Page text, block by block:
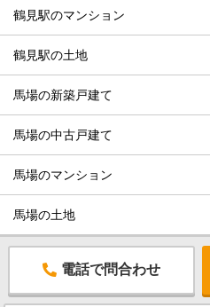
鶴見駅のマンション
鶴見駅の土地
馬場の新築戸建て
馬場の中古戸建て
馬場のマンション
馬場の土地
電話で問合わせ